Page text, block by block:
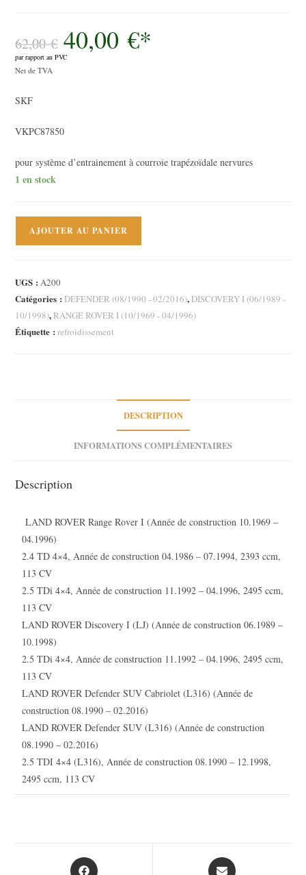
62,00€
Le
prix
initial
était :
40,00€*
par rapport au PVC
Le
actuel
40,00 €.
Net de TVA
SKF
VKPC87850
pour système d’entrainement à courroie trapézoïdale nervures
1 en stock
Land
Rover
TDI
AJOUTER AU PANIER
UGS :A200
Catégories : DEFENDER (08/1990 - 02/2016), DISCOVERY I (06/1989 -
10/1998), RANGE ROVER I (10/1969 - 04/1996)
Étiquette :refroidissement
DESCRIPTION
INFORMATIONS COMPLÉMENTAIRES
Description
LAND ROVER Range Rover I (Année de construction 10.1969 –
04.1996)
2.4 TD 4×4, Année de construction 04.1986 – 07.1994, 2393 ccm,
113 CV
2.5 TDi 4×4, Année de construction 11.1992 – 04.1996, 2495 ccm,
113 CV
LAND ROVER Discovery I (LJ) (Année de construction 06.1989 –
10.1998)
2.5 TDi 4×4, Année de construction 11.1992 – 04.1996, 2495 ccm,
113 CV
LAND ROVER Defender SUV Cabriolet (L316) (Année de
construction 08.1990 – 02.2016)
LAND ROVER Defender SUV (L316) (Année de construction
08.1990 – 02.2016)
2.5 TDI 4×4 (L316), Année de construction 08.1990 – 12.1998,
2495 ccm, 113 CV
Opens
Opens